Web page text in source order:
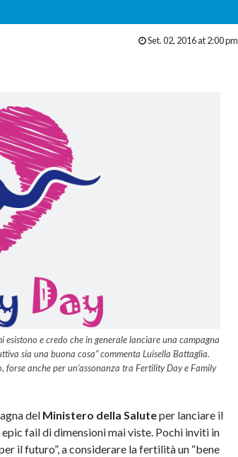
Set. 02, 2016 at 2:00 pm
e credo che in generale lanciare una campagna
sia una buona cosa” commenta Luisella Battaglia.
forse anche per un’assonanza tra Fertility Day e Family
del Ministero della Saluteper lanciare il
fail di dimensioni mai viste. Pochi inviti in
il futuro”, a considerare la fertilità un “bene